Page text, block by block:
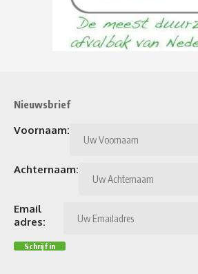
Nieuwsbrief
Voornaam:
Achternaam:
Email
adres: